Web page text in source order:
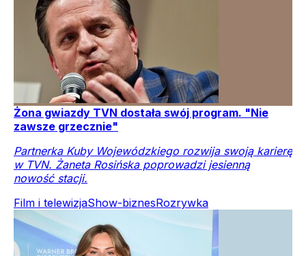
Żona gwiazdy TVN dostała swój program. "Nie
zawsze grzecznie"
Partnerka Kuby Wojewódzkiego rozwija swoją karierę
w TVN. Żaneta Rosińska poprowadzi jesienną
nowość stacji.
Film i telewizjaShow-biznesRozrywka